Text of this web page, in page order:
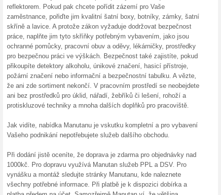
Sleva
Na
365